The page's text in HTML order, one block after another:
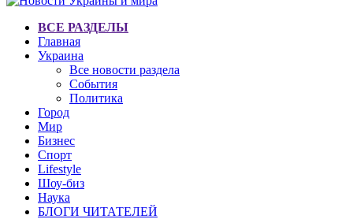
ВСЕ РАЗДЕЛЫ
Главная
Украина
Все новости раздела
События
Политика
Город
Мир
Бизнес
Спорт
Lifestyle
Шоу-биз
Наука
БЛОГИ ЧИТАТЕЛЕЙ